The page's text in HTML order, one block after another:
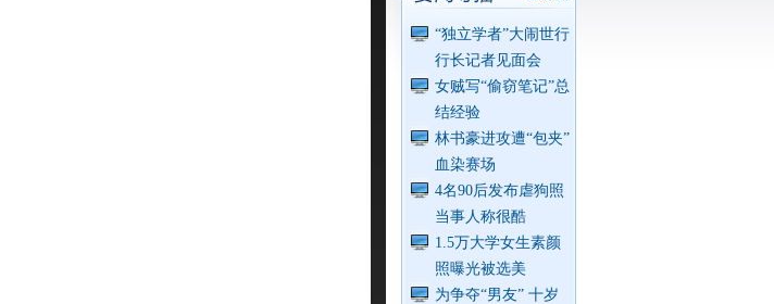
“独立学者”大闹世行
行长记者见面会
女贼写“偷窃笔记”总
结经验
林书豪进攻遭“包夹”
血染赛场
4名90后发布虐狗照
当事人称很酷
1.5万大学女生素颜
照曝光被选美
为争夺“男友” 十岁